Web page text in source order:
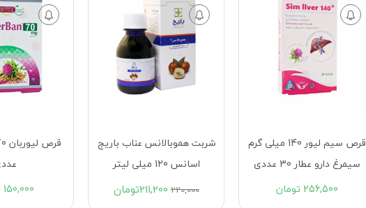
شربت هموبالانس عناب باریج
اسانس 120 میلی‎ لیتر
220,000
211,200تومان
قرص لیوربان 70 ویتاول 30
عددی
150,000تومان 300,000